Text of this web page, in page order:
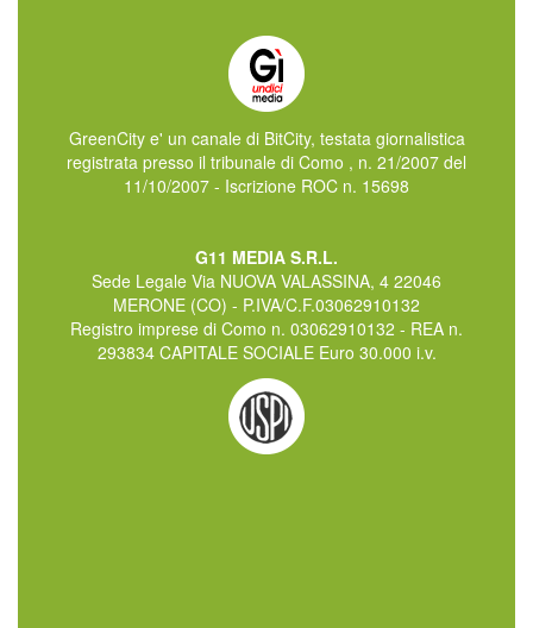
GreenCity e' un canale di BitCity, testata giornalistica
registrata presso il tribunale di Como , n. 21/2007 del
11/10/2007 - Iscrizione ROC n. 15698
G11 MEDIA S.R.L.
Sede Legale Via NUOVA VALASSINA, 4 22046
MERONE (CO) - P.IVA/C.F.03062910132
Registro imprese di Como n. 03062910132 - REA n.
293834 CAPITALE SOCIALE Euro 30.000 i.v.